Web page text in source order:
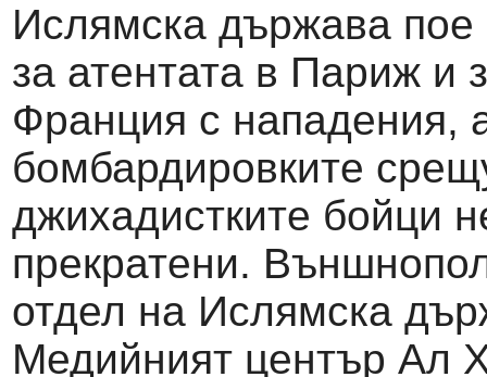
Ислямска държава пое
за атентата в Париж и
Франция с нападения,
бомбардировките
джихадистките бойци
прекратени.
отдел на Ислямска
Медийният център Ал